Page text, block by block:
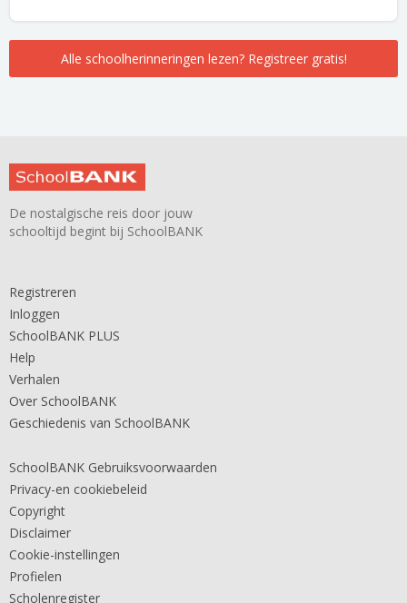
Alle schoolherinneringen lezen? Registreer gratis!
De nostalgische reis door jouw
schooltijd begint bij SchoolBANK
Registreren
Inloggen
SchoolBANK PLUS
Help
Verhalen
Over SchoolBANK
Geschiedenis van SchoolBANK
SchoolBANK Gebruiksvoorwaarden
Privacy-en cookiebeleid
Copyright
Disclaimer
Cookie-instellingen
Profielen
Scholenregister